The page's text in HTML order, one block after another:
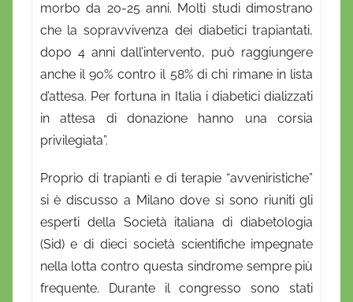
i
o
morbo da 20-25 anni. Molti studi dimostrano
che la sopravvivenza dei diabetici trapiantati,
dopo 4 anni dall’intervento, può raggiungere
anche il 90% contro il 58% di chi rimane in lista
d’attesa. Per fortuna in Italia i diabetici dializzati
in attesa di donazione hanno una corsia
privilegiata”.
Proprio di trapianti e di terapie “avveniristiche”
si è discusso a Milano dove si sono riuniti gli
esperti della Società italiana di diabetologia
(Sid) e di dieci società scientifiche impegnate
nella lotta contro questa sindrome sempre più
frequente. Durante il congresso sono stati